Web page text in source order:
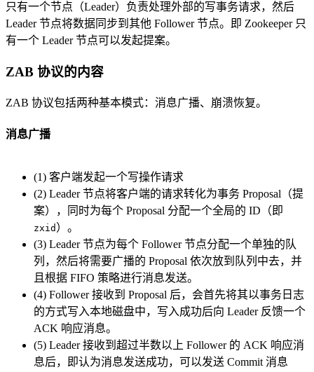
只有一个节点（Leader）负责处理外部的写事务请求，然后
Leader 节点将数据同步到其他 Follower 节点。即 Zookeeper 只
有一个 Leader 节点可以发起提案。
ZAB 协议的内容
ZAB 协议包括两种基本模式：消息广播、崩溃恢复。
消息广播
(1) 客户端发起一个写操作请求
(2) Leader 节点将客户端的请求转化为事务 Proposal（提
案），同时为每个 Proposal 分配一个全局的 ID（即
zxid ）。
(3) Leader 节点为每个 Follower 节点分配一个单独的队
列，然后将需要广播的 Proposal 依次放到队列中去，并
且根据 FIFO 策略进行消息发送。
(4) Follower 接收到 Proposal 后，会首先将其以事务日志
的方式写入本地磁盘中，写入成功后向 Leader 反馈一个
ACK 响应消息。
(5) Leader 接收到超过半数以上 Follower 的 ACK 响应消
息后，即认为消息发送成功，可以发送 Commit 消息